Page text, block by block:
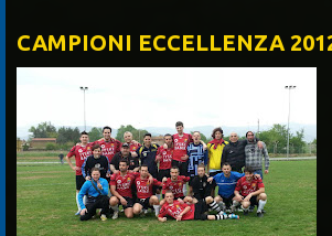
CAMPIONI ECCELLENZA